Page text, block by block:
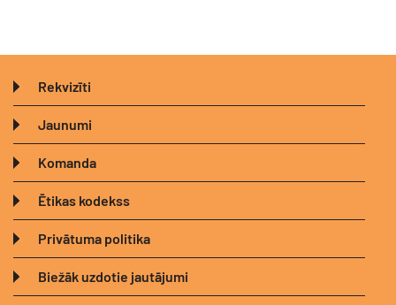
Rekvizīti
Jaunumi
Komanda
Ētikas kodekss
Privātuma politika
Biežāk uzdotie jautājumi